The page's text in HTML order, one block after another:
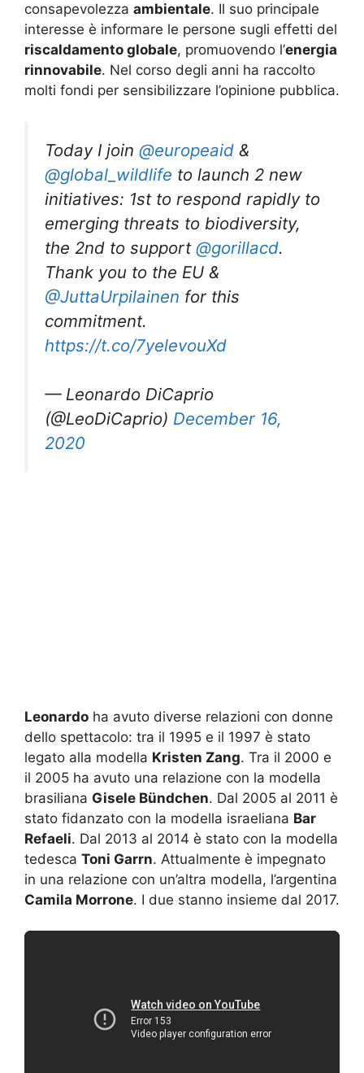
consapevolezza ambientale. Il suo principale
interesse è informare le persone sugli effetti del
riscaldamento globale, promuovendo l’energia
rinnovabile. Nel corso degli anni ha raccolto
molti fondi per sensibilizzare l’opinione pubblica.
Today I join @europeaid &
@global_wildlife to launch 2 new
initiatives: 1st to respond rapidly to
emerging threats to biodiversity,
the 2nd to support @gorillacd.
Thank you to the EU &
@JuttaUrpilainen for this
commitment.
https://t.co/7yelevouXd
— Leonardo DiCaprio
(@LeoDiCaprio) December 16,
2020
Leonardo ha avuto diverse relazioni con donne
dello spettacolo: tra il 1995 e il 1997 è stato
legato alla modella Kristen Zang. Tra il 2000 e
il 2005 ha avuto una relazione con la modella
brasiliana Gisele Bündchen. Dal 2005 al 2011 è
stato fidanzato con la modella israeliana Bar
Refaeli. Dal 2013 al 2014 è stato con la modella
tedesca Toni Garrn. Attualmente è impegnato
in una relazione con un’altra modella, l’argentina
Camila Morrone. I due stanno insieme dal 2017.